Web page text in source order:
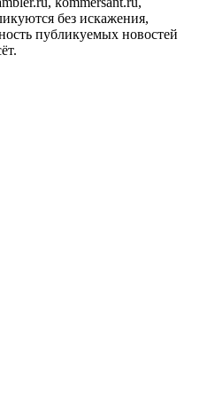
без искажения,
публикуемых новостей